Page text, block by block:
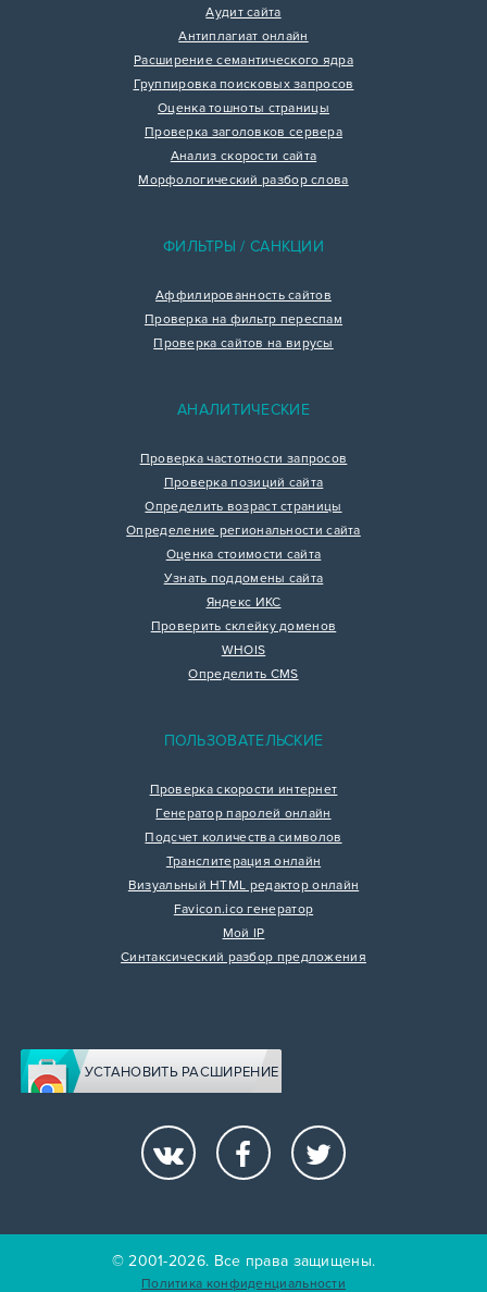
Аудит сайта
Антиплагиат онлайн
Расширение семантического ядра
Группировка поисковых запросов
Оценка тошноты страницы
Проверка заголовков сервера
Анализ скорости сайта
Морфологический разбор слова
ФИЛЬТРЫ / САНКЦИИ
Аффилированность сайтов
Проверка на фильтр переспам
Проверка сайтов на вирусы
АНАЛИТИЧЕСКИЕ
Проверка частотности запросов
Проверка позиций сайта
Определить возраст страницы
Определение региональности сайта
Оценка стоимости сайта
Узнать поддомены сайта
Яндекс ИКС
Проверить склейку доменов
WHOIS
Определить CMS
ПОЛЬЗОВАТЕЛЬСКИЕ
Проверка скорости интернет
Генератор паролей онлайн
Подсчет количества символов
Транслитерация онлайн
Визуальный HTML редактор онлайн
Favicon.ico генератор
Мой IP
Синтаксический разбор предложения
УСТАНОВИТЬ РАСШИРЕНИЕ
© 2001-2026. Все права защищены.
Политика конфиденциальности